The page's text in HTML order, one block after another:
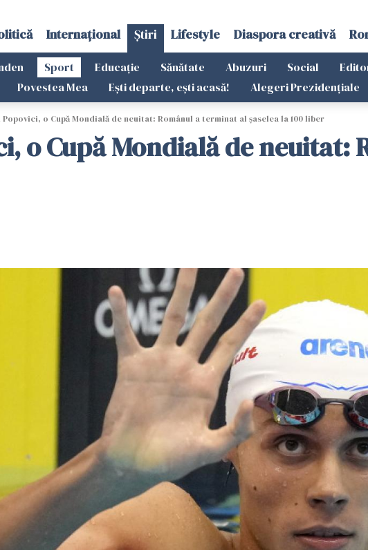
Internațional Știri Lifestyle Diaspora creativă
Sport Educație Sănătate Abuzuri Social
Povestea Mea
Ești departe, ești acasă! Alegeri Prezidențiale
Popovici, o Cupă Mondială de neuitat: Românul a terminat al șaselea la 100 liber
o Cupă Mondială de neuitat: